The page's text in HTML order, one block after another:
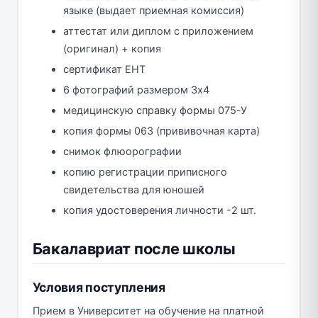
языке (выдает приемная комиссия)
аттестат или диплом с приложением
(оригинал) + копия
сертификат ЕНТ
6 фотографий размером 3х4
медицинскую справку формы 075-У
копия формы 063 (прививочная карта)
снимок флюорографии
копию регистрации приписного
свидетельства для юношей
копия удостоверения личности -2 шт.
Бакалавриат после школы
Условия поступления
Прием в Университет на обучение на платной